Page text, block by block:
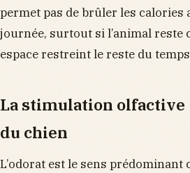
permet pas de brûler les calories
journée, surtout si l’animal reste
espace restreint le reste du
La stimulation olfactive
du chien
L’odorat est le sens prédominant